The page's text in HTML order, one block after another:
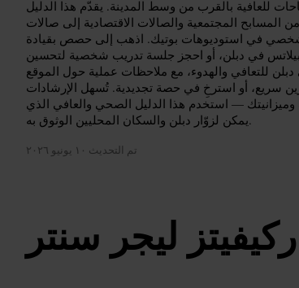
للعافية بالقرب من وسط المدينة. يقدّم هذا الدليل
المسابح المجتمعية والصالات الاقتصادية إلى صالات
الشخصي في استوديوهات بوتيك. اذهب إلى حصص بقيادة
في دبلن، أو احجز جلسة تدريب شخصية لتحسين
للتعافي والهدوء، مع ملاحظات عملية حول الموقع
سريع، أو استرخِ في حصة تجديدية. تُسهل الإرشادات
وميزانيتك — استخدم هذا الدليل الصحي والعافي الذي
يمكن لزوّار دبلن والسكان المحليين الوثوق به.
تم التحديث ١٠ يونيو ٢٠٢٦
ليجر سنتر